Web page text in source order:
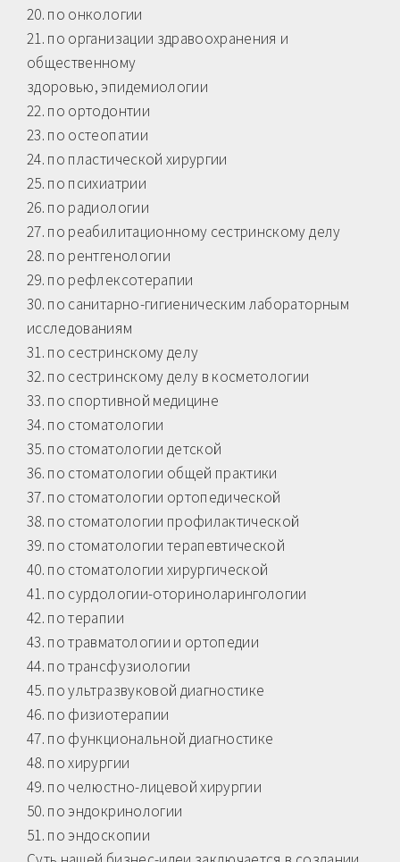
20. по онкологии
21. по организации здравоохранения и
общественному
здоровью, эпидемиологии
22. по ортодонтии
23. по остеопатии
24. по пластической хирургии
25. по психиатрии
26. по радиологии
27. по реабилитационному сестринскому делу
28. по рентгенологии
29. по рефлексотерапии
30. по санитарно-гигиеническим лабораторным
исследованиям
31. по сестринскому делу
32. по сестринскому делу в косметологии
33. по спортивной медицине
34. по стоматологии
35. по стоматологии детской
36. по стоматологии общей практики
37. по стоматологии ортопедической
38. по стоматологии профилактической
39. по стоматологии терапевтической
40. по стоматологии хирургической
41. по сурдологии-оториноларингологии
42. по терапии
43. по травматологии и ортопедии
44. по трансфузиологии
45. по ультразвуковой диагностике
46. по физиотерапии
47. по функциональной диагностике
48. по хирургии
49. по челюстно-лицевой хирургии
50. по эндокринологии
51. по эндоскопии